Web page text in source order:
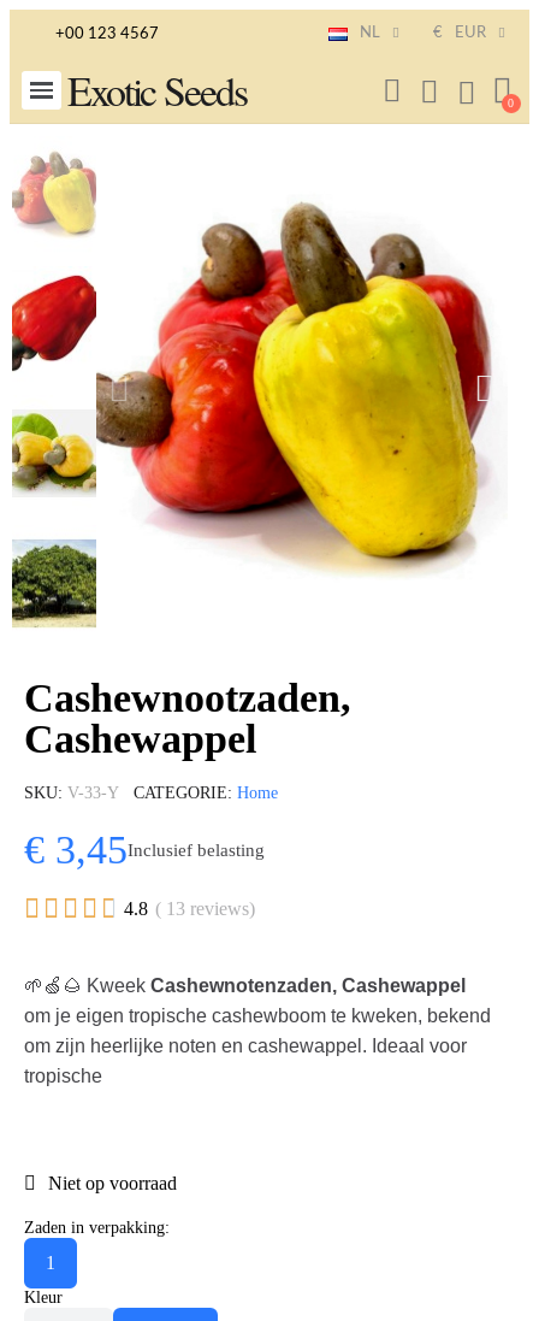
+00 123 4567 NL € EUR
Exotic Seeds
Cashewnootzaden,
Cashewappel
SKU V-33-Y CATEGORIE Home
€ 3,45Inclusief belasting
     4.8 ( 13 reviews)
🌱🍏🌰 Kweek Cashewnotenzaden, Cashewappel
om je eigen tropische cashewboom te kweken, bekend
om zijn heerlijke noten en cashewappel. Ideaal voor
tropische
Niet op voorraad
Zaden in verpakking:
1
Kleur